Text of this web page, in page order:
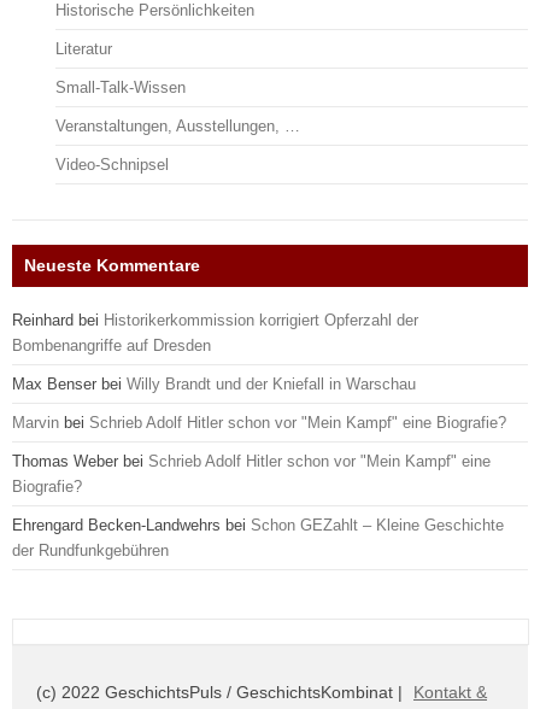
Historische Persönlichkeiten
Literatur
Small-Talk-Wissen
Veranstaltungen, Ausstellungen, …
Video-Schnipsel
Neueste Kommentare
Reinhard bei Historikerkommission korrigiert Opferzahl der
Bombenangriffe auf Dresden
Max Benser bei Willy Brandt und der Kniefall in Warschau
Marvin bei Schrieb Adolf Hitler schon vor "Mein Kampf" eine Biografie?
Thomas Weber bei Schrieb Adolf Hitler schon vor "Mein Kampf" eine
Biografie?
Ehrengard Becken-Landwehrs bei Schon GEZahlt – Kleine Geschichte
der Rundfunkgebühren
(c) 2022 GeschichtsPuls / GeschichtsKombinat | Kontakt &